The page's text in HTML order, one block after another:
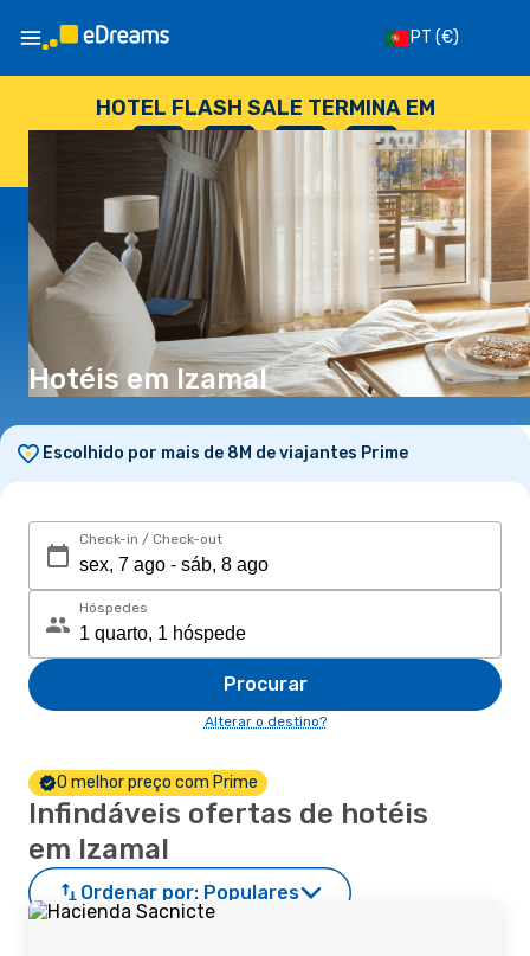
PT (€)
HOTEL FLASH SALE TERMINA EM
--
DIAS
: --
HORAS
: --
SEGUNDOS
Hotéis em Izamal
Escolhido por mais de 8M de viajantes Prime
Check-in / Check-out
Hóspedes
Procurar
Alterar o destino?
O melhor preço com Prime
Infindáveis ofertas de hotéis
em Izamal
Ordenar por: Populares